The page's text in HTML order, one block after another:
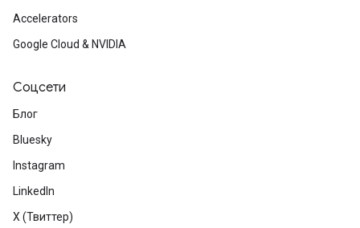
Accelerators
Google Cloud & NVIDIA
Соцсети
Блог
Bluesky
Instagram
LinkedIn
X (Твиттер)